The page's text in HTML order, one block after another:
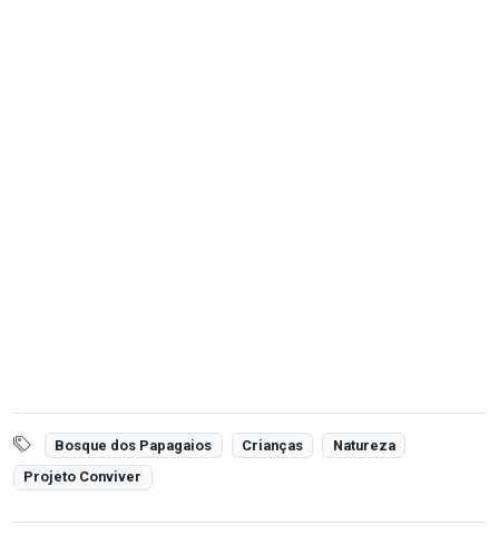
Bosque dos Papagaios Crianças
Natureza
Projeto Conviver